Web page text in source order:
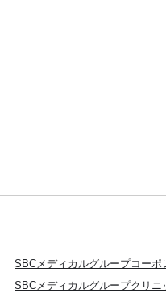
SBCメディカルグループコーポ
SBCメディカルグループクリニ